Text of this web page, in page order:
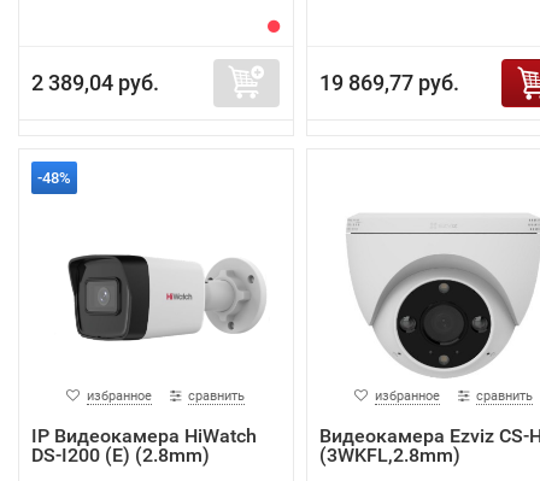
2 389,04 руб. 19 869,77 руб.
-48%
избранное сравнить
IP Видеокамера HiWatch
DS-I200 (E) (2.8mm)
избранное сравнить
Видеокамера Ezviz CS-
(3WKFL,2.8mm)